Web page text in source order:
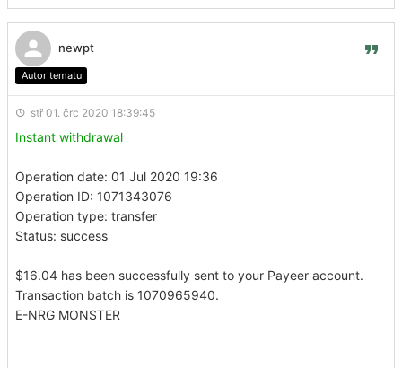
newpt
Autor tematu
stř 01. črc 2020 18:39:45
Instant withdrawal
Operation date: 01 Jul 2020 19:36
Operation ID: 1071343076
Operation type: transfer
Status: success
$16.04 has been successfully sent to your Payeer account.
Transaction batch is 1070965940.
E-NRG MONSTER